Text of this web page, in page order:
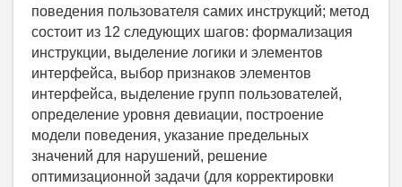
поведения пользователя самих инструкций; метод
состоит из 12 следующих шагов: формализация
инструкции, выделение логики и элементов
интерфейса, выбор признаков элементов
интерфейса, выделение групп пользователей,
определение уровня девиации, построение
модели поведения, указание предельных
значений для нарушений, решение
оптимизационной задачи (для корректировки